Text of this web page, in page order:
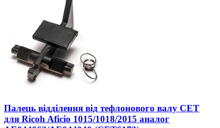
Палець відділення від тефлонового валу CET
для Ricoh Aficio 1015/1018/2015 аналог